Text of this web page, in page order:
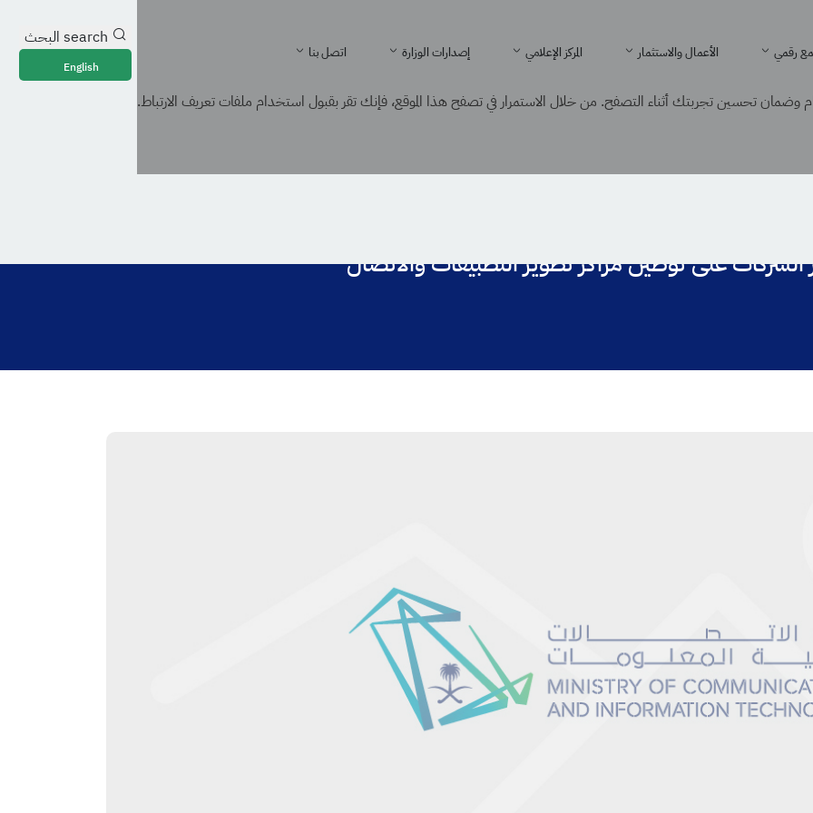
رقمي الأعمال والاستثمار المركز الإعلامي إصدارات الوزارة اتصل بنا
search البحث
English
الشركات على توطين مراكز تطوير التطبيقات والاتصال
تحسين تجربتك أثناء التصفح. من خلال الاستمرار في تصفح هذا الموقع، فإنك تقر بقبول استخدام ملفات تعريف الارتباط.